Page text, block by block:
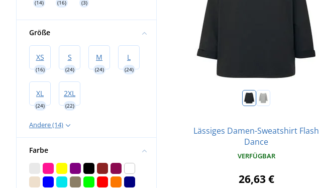
(14) (16) (3)
Größe
XS
(16)
S
(24)
M
(24)
L
(24)
XL
(24)
2XL
(22)
Andere (14)
Farbe
Lässiges Damen-Sweatshirt Flash
Dance
VERFÜGBAR
26,63 €